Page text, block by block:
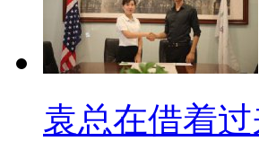
袁总在借着